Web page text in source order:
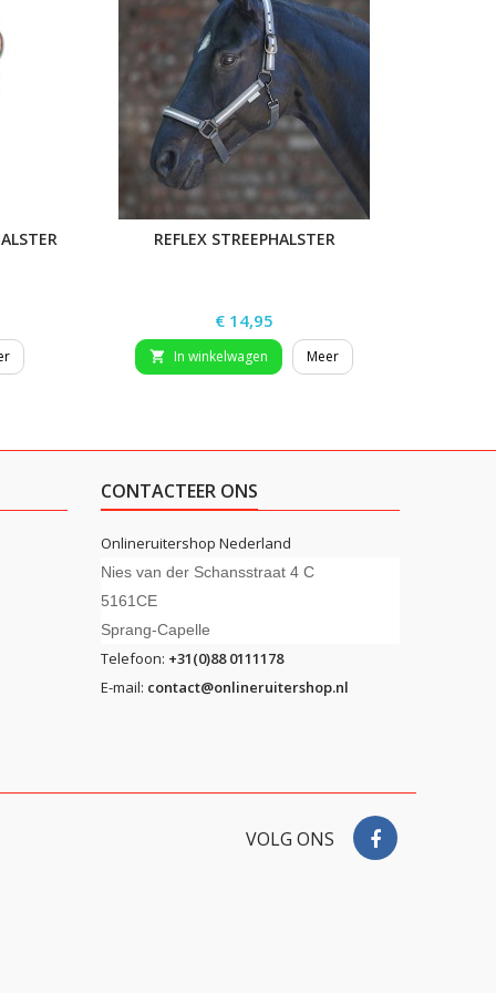
REFLEX STREEPHALSTER
Prijs
€ 14,95
 In winkelwagen Meer
CONTACTEER ONS
Onlineruitershop Nederland
Nies van der Schansstraat 4 C
5161CE
Sprang-Capelle
Telefoon: +31(0)88 0111178
E-mail: contact@onlineruitershop.nl
VOLG ONS